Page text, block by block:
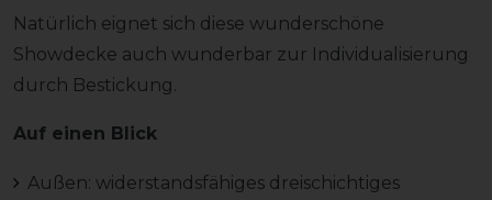
Natürlich eignet sich diese wunderschöne
Showdecke auch wunderbar zur Individualisierung
durch Bestickung.
Auf einen Blick
Außen: widerstandsfähiges dreischichtiges